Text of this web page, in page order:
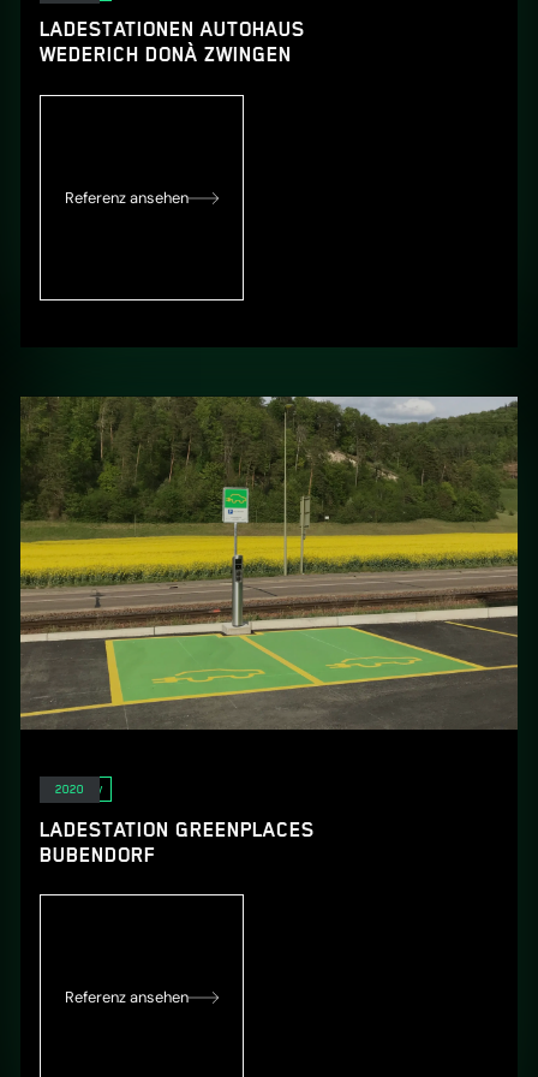
LADESTATIONEN AUTOHAUS
WEDERICH DONÀ ZWINGEN
Referenz ansehen
E-Mobility
LADESTATION GREENPLACES
BUBENDORF
Referenz ansehen
2020